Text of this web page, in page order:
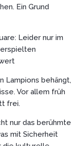
Ein Grund
Leider nur im
Lampions behängt,
Vor allem früh
frei.
nur das berühmte
mit Sicherheit